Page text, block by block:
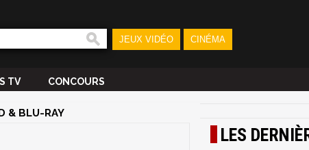
JEUX VIDÉO CINÉMA
TV CONCOURS
& BLU-RAY
LES